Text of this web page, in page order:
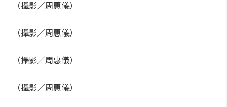
（攝影／周惠儀）
（攝影／周惠儀）
（攝影／周惠儀）
（攝影／周惠儀）